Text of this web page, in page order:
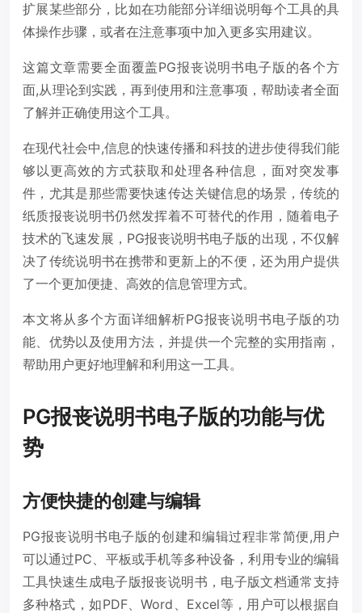
扩展某些部分，比如在功能部分详细说明每个工具的具
体操作步骤，或者在注意事项中加入更多实用建议。
这篇文章需要全面覆盖PG报丧说明书电子版的各个方
面,从理论到实践，再到使用和注意事项，帮助读者全面
了解并正确使用这个工具。
在现代社会中,信息的快速传播和科技的进步使得我们能
够以更高效的方式获取和处理各种信息，面对突发事
件，尤其是那些需要快速传达关键信息的场景，传统的
纸质报丧说明书仍然发挥着不可替代的作用，随着电子
技术的飞速发展，PG报丧说明书电子版的出现，不仅解
决了传统说明书在携带和更新上的不便，还为用户提供
了一个更加便捷、高效的信息管理方式。
本文将从多个方面详细解析PG报丧说明书电子版的功
能、优势以及使用方法，并提供一个完整的实用指南，
帮助用户更好地理解和利用这一工具。
PG报丧说明书电子版的功能与优
势
方便快捷的创建与编辑
PG报丧说明书电子版的创建和编辑过程非常简便,用户
可以通过PC、平板或手机等多种设备，利用专业的编辑
工具快速生成电子版报丧说明书，电子版文档通常支持
多种格式，如PDF、Word、Excel等，用户可以根据自